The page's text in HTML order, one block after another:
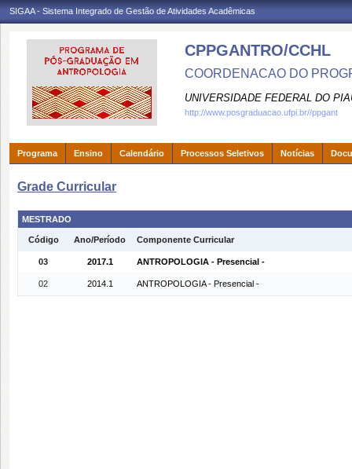
SIGAA - Sistema Integrado de Gestão de Atividades Acadêmicas
CPPGANTRO/CCHL
COORDENACAO DO
UNIVERSIDADE FEDERAL DO
http://www.posgraduacao.ufpi.br//ppgant
Programa Ensino Calendário Processos Seletivos Notícias
Grade Curricular
MESTRADO
Código Ano/Período Componente Curricular
03 2017.1 ANTROPOLOGIA - Presencial -
02 2014.1 ANTROPOLOGIA - Presencial -